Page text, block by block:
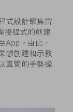
式設計聚焦雷
接程式的創建
App。由此，
想創建和示教
直覺的手勢操